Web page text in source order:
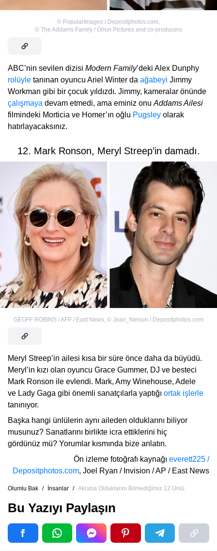
© PopularImages / Depositphotos.com
© The Addams Family / Orion Pictures and co-producers
ABC’nin sevilen dizisi Modern Family’deki Alex Dunphy
rolüyle tanınan oyuncu Ariel Winter da ağabeyi Jimmy
Workman gibi bir çocuk yıldızdı. Jimmy, kameralar önünde
çalışmaya devam etmedi, ama eminiz onu Addams Ailesi
filmindeki Morticia ve Homer’ın oğlu Pugsley olarak
hatırlayacaksınız.
12. Mark Ronson, Meryl Streep’in damadı.
GEOFF ROBINS / AFP / East News, © Jean_Nelson / Depositphotos.com
Meryl Streep’in ailesi kısa bir süre önce daha da büyüdü.
Meryl’in kızı olan oyuncu Grace Gummer, DJ ve besteci
Mark Ronson ile evlendi. Mark, Amy Winehouse, Adele
ve Lady Gaga gibi önemli sanatçılarla yaptığı ortak işlerle
tanınıyor.
Başka hangi ünlülerin aynı aileden olduklarını biliyor
musunuz? Sanatlarını birlikte icra ettiklerini hiç
gördünüz mü? Yorumlar kısmında bize anlatın.
Ön izleme fotoğrafı kaynağı everett225 /
Depositphotos.com, Joel Ryan / Invision / AP / East News
Olumlu Bak / İnsanlar / Akraba Olduklarını Bilmediğimiz 12 Ünlü
Bu Yazıyı Paylaşın